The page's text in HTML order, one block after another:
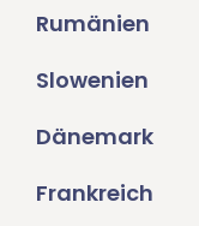
Rumänien
Slowenien
Dänemark
Frankreich